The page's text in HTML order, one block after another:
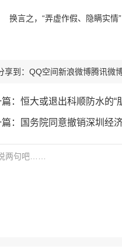
言之，“弄虚作假、隐瞒实情”
享到： QQ空间新浪微博腾讯微
： 恒大或退出科顺防水的“
： 国务院同意撤销深圳经